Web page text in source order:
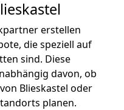
erstellen
die speziell auf
sind. Diese
davon, ob
Blieskastel oder
planen.